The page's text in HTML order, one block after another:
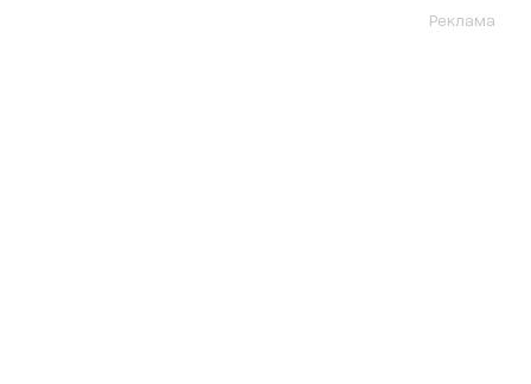
Реклама